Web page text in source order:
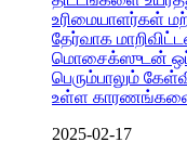
உரிமையாளர்கள்
தேர்வாக
மொசைக்ஸுடன்
பெரும்பாலும்
உள்ள
2025-02-17